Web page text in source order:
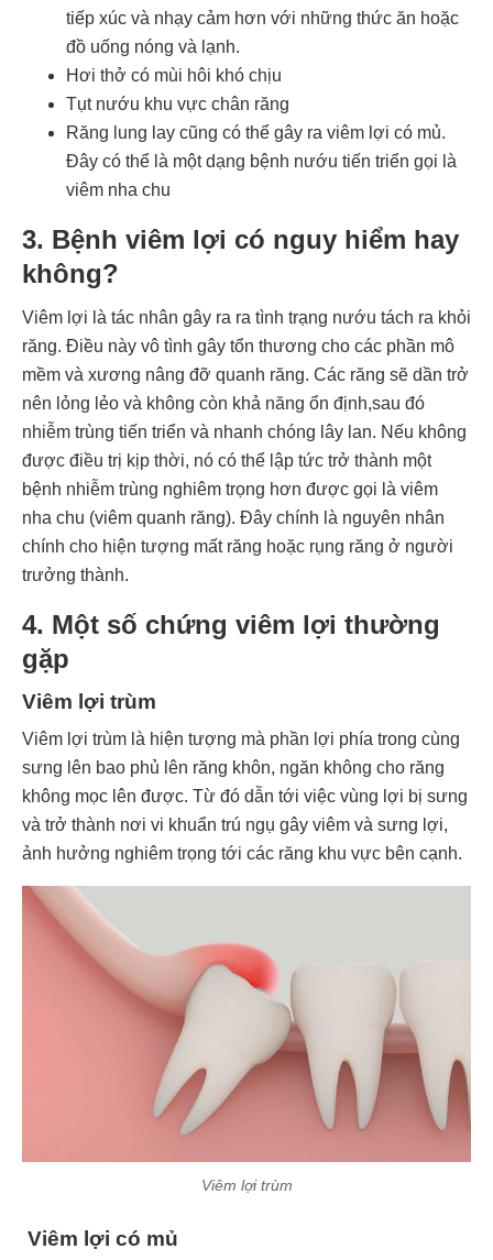
tiếp xúc và nhạy cảm hơn với những thức ăn hoặc
đồ uống nóng và lạnh.
Hơi thở có mùi hôi khó chịu
Tụt nướu khu vực chân răng
Răng lung lay cũng có thể gây ra viêm lợi có mủ.
Đây có thể là một dạng bệnh nướu tiến triển gọi là
viêm nha chu
3. Bệnh viêm lợi có nguy hiểm hay
không?
Viêm lợi là tác nhân gây ra ra tình trạng nướu tách ra khỏi
răng. Điều này vô tình gây tổn thương cho các phần mô
mềm và xương nâng đỡ quanh răng. Các răng sẽ dần trở
nên lỏng lẻo và không còn khả năng ổn định,sau đó
nhiễm trùng tiến triển và nhanh chóng lây lan. Nếu không
được điều trị kịp thời, nó có thể lập tức trở thành một
bệnh nhiễm trùng nghiêm trọng hơn được gọi là viêm
nha chu (viêm quanh răng). Đây chính là nguyên nhân
chính cho hiện tượng mất răng hoặc rụng răng ở người
trưởng thành.
4. Một số chứng viêm lợi thường
gặp
Viêm lợi trùm
Viêm lợi trùm là hiện tượng mà phần lợi phía trong cùng
sưng lên bao phủ lên răng khôn, ngăn không cho răng
không mọc lên được. Từ đó dẫn tới việc vùng lợi bị sưng
và trở thành nơi vi khuẩn trú ngụ gây viêm và sưng lợi,
ảnh hưởng nghiêm trọng tới các răng khu vực bên cạnh.
Viêm lợi trùm
Viêm lợi có mủ